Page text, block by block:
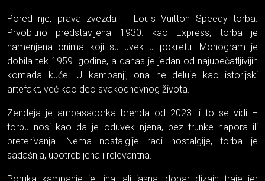
Pored nje, prava zvezda – Louis Vuitton Speedy torba.
Prvobitno predstavljena 1930. kao Express, torba je
namenjena onima koji su uvek u pokretu. Monogram je
dobila tek 1959. godine, a danas je jedan od najupečatljivijih
komada kuće. U kampanji, ona ne deluje kao istorijski
artefakt, već kao deo svakodnevnog života.
Zendeja je ambasadorka brenda od 2023. i to se vidi –
torbu nosi kao da je oduvek njena, bez trunke napora ili
preterivanja. Nema nostalgije radi nostalgije, torba je
sadašnja, upotrebljena i relevantna.